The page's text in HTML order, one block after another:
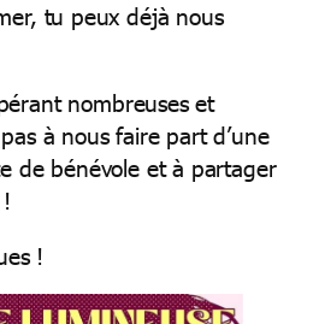
tu peux déjà nous
nombreuses et
à nous faire part d’une
de bénévole et à partager
!